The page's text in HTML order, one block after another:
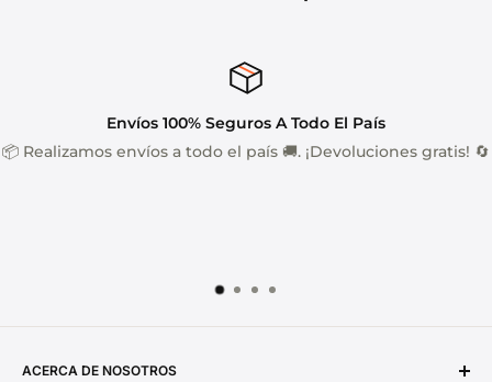
Envíos 100% Seguros A Todo El País
📦 Realizamos envíos a todo el país 🚚. ¡Devoluciones gratis! 🔄
ACERCA DE NOSOTROS